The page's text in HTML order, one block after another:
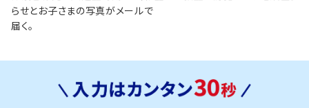
らせとお子さまの写真がメールで
届く。